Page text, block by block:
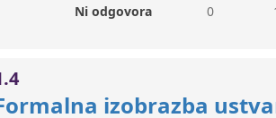
Ni odgovora 0
izobrazba